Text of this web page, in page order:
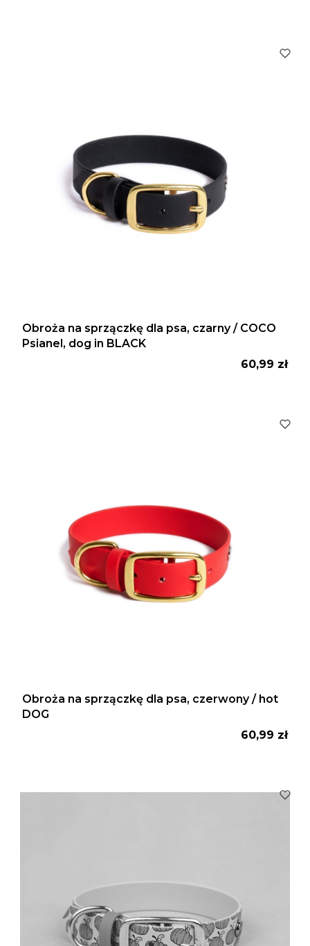
Obroża na sprzączkę dla psa, czarny / COCO
Psianel, dog in BLACK
Cena
60,99 zł
Obroża na sprzączkę dla psa, czerwony / hot
DOG
Cena
60,99 zł